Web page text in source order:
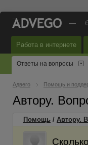
—
Работа в интернете
Ответы на вопросы
Адвего Помощь и
Автору.
Помощь / Автору.